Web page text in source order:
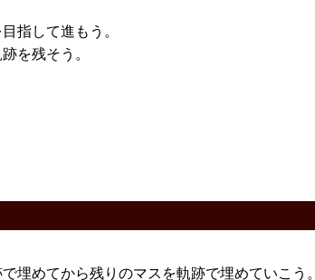
指して進もう。
を残そう。
埋めてから残りのマスを軌跡で埋めていこう。